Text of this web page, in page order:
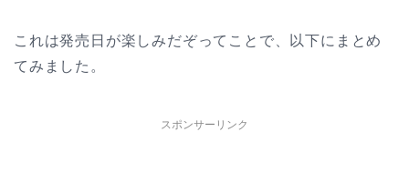
これは発売日が楽しみだぞってことで、以下にまとめ
てみました。
スポンサーリンク